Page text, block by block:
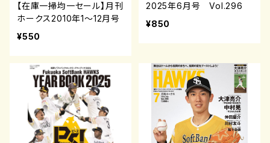
【在庫一掃均一セール】月刊
ホークス2010年1～12月号
¥550
2025年6月号 Vol.296
¥850